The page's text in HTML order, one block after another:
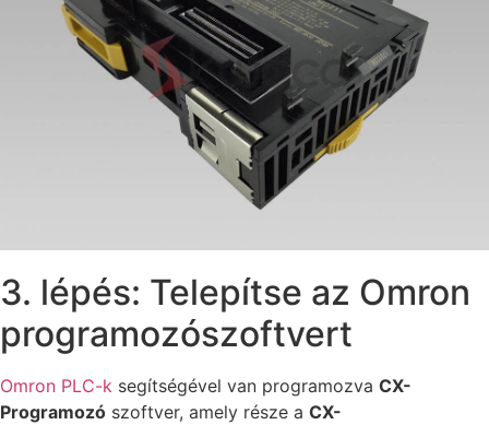
3. lépés: Telepítse az Omron
programozószoftvert
Omron PLC-k segítségével van programozva CX-
Programozó szoftver, amely része a CX-